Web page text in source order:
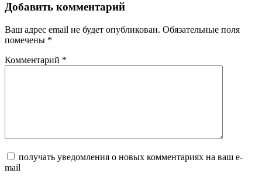
Добавить комментарий
Ваш адрес email не будет опубликован. Обязательные поля
помечены *
Комментарий *
получать уведомления о новых комментариях на ваш e-
mail